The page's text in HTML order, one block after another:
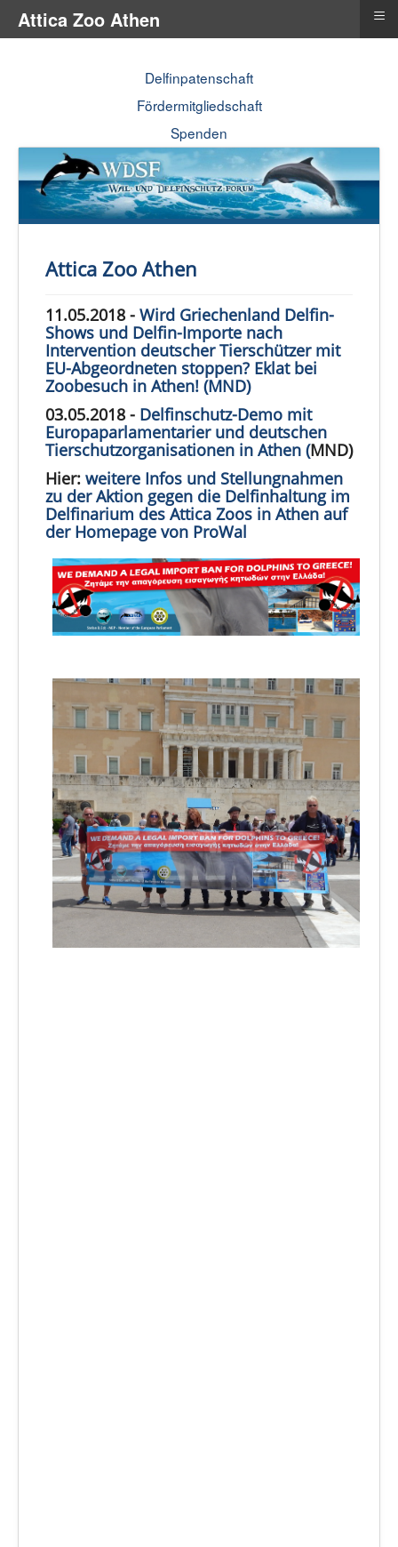
Delfinpatenschaft
Fördermitgliedschaft
Spenden
Attica Zoo Athen
11.05.2018 - Wird Griechenland Delfin-
Shows und Delfin-Importe nach
Intervention deutscher Tierschützer mit
EU-Abgeordneten stoppen? Eklat bei
Zoobesuch in Athen! (MND)
03.05.2018 - Delfinschutz-Demo mit
Europaparlamentarier und deutschen
Tierschutzorganisationen in Athen (MND)
Hier: weitere Infos und Stellungnahmen
zu der Aktion gegen die Delfinhaltung im
Delfinarium des Attica Zoos in Athen auf
der Homepage von ProWal
Attica Zoo Athen ≡